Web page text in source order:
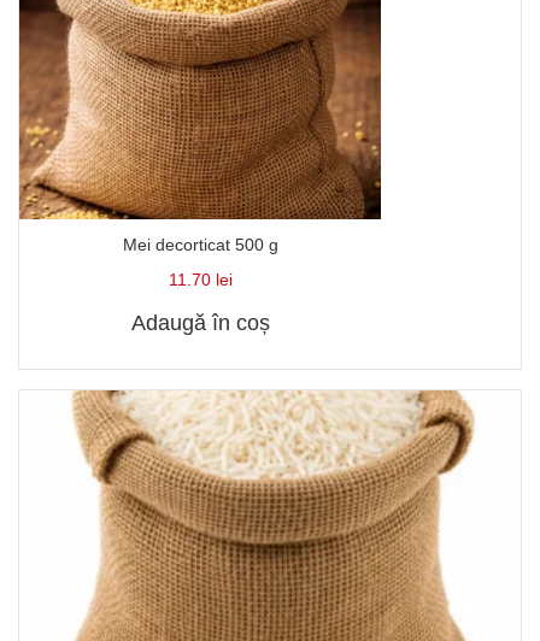
Mei decorticat 500 g
11.70 lei
Adaugă în coș